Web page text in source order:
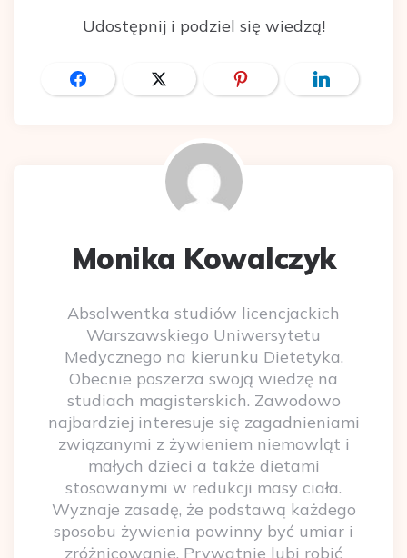
Udostępnij i podziel się wiedzą!
Udostępnij
Monika Kowalczyk
Absolwentka studiów licencjackich
Warszawskiego Uniwersytetu
Medycznego na kierunku Dietetyka.
Obecnie poszerza swoją wiedzę na
studiach magisterskich. Zawodowo
najbardziej interesuje się zagadnieniami
związanymi z żywieniem niemowląt i
małych dzieci a także dietami
stosowanymi w redukcji masy ciała.
Wyznaje zasadę, że podstawą każdego
sposobu żywienia powinny być umiar i
zróżnicowanie. Prywatnie lubi robić